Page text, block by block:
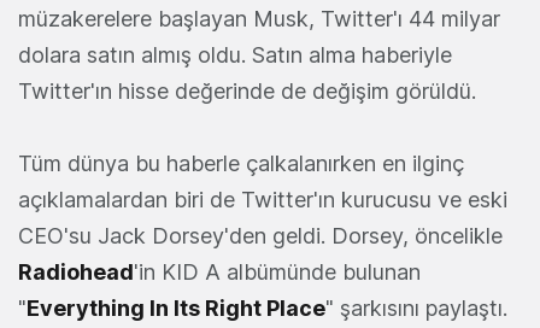
müzakerelere başlayan Musk, Twitter'ı 44 milyar
dolara satın almış oldu. Satın alma haberiyle
Twitter'ın hisse değerinde de değişim görüldü.
Tüm dünya bu haberle çalkalanırken en ilginç
açıklamalardan biri de Twitter'ın kurucusu ve eski
CEO'su Jack Dorsey'den geldi. Dorsey, öncelikle
Radiohead'in KID A albümünde bulunan
"Everything In Its Right Place" şarkısını paylaştı.